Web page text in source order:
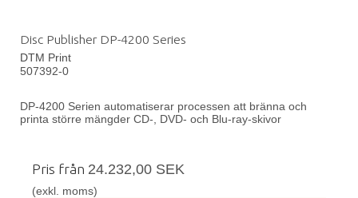
Disc Publisher DP-4200 Series
DTM Print
507392-0
DP-4200 Serien automatiserar processen att bränna och
printa större mängder CD-, DVD- och Blu-ray-skivor
Pris från 24.232,00 SEK
(exkl. moms)